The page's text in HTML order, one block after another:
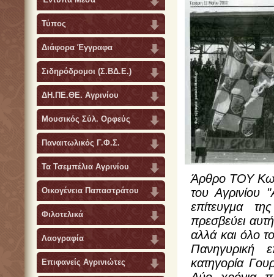
Τύπος
Διάφορα Έγγραφα
Σιδηρόδρομοι (Σ.ΒΔ.Ε.)
ΔΗ.ΠΕ.ΘΕ. Αγρινίου
Μουσικός Σύλ. Ορφεύς
Παναιτωλικός Γ.Φ.Σ.
Τα Τσεμπέλια Αγρινίου
Οικογένεια Παπαστράτου
Φιλοτελικά
Λαογραφία
Επιφανείς Αγρινιώτες
Άρθρο ΤΟΥ
του
επίτευγμα
πρεσβεύει
αλλά και όλο
Πανηγυρική
κατηγορία